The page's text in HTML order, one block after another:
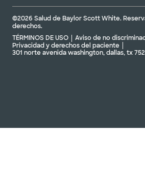
©2026 Salud de Baylor Scott White.
derechos.
TÉRMINOS DE USO
Aviso de no
Privacidad y derechos del paciente
301 norte avenida washington, dallas, tx